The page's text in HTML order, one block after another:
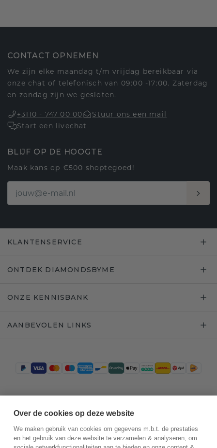
CONTACT OPNEMEN
We zijn elke maandag t/m vrijdag bereikbaar via
onze chat of telefonisch van 09:00 -17:00. Zaterdag
en zondag zijn we gesloten.
+3110 - 747 00 00
Stuur ons een mail
Start een livechat
BLIJF OP DE HOOGTE
Maak kans op €500 shoptegoed!
KLANTENSERVICE
ONTDEK DIAMONDSBYME
ONZE KENNISBANK
AANBEVOLEN LINKS
Over de cookies op deze website
We maken gebruik van cookies om gegevens m.b.t. de prestaties
en het gebruik van deze website te verzamelen & analyseren, om